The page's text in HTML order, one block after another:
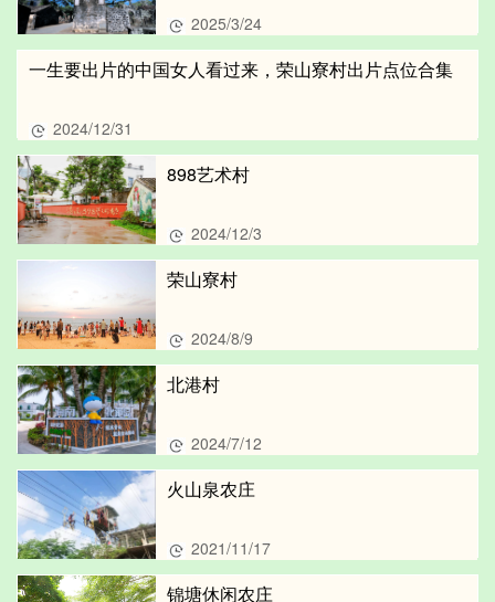
2025/3/24
一生要出片的中国女人看过来，荣山寮村出片点位合集
2024/12/31
898艺术村
2024/12/3
荣山寮村
2024/8/9
北港村
2024/7/12
火山泉农庄
2021/11/17
锦塘休闲农庄